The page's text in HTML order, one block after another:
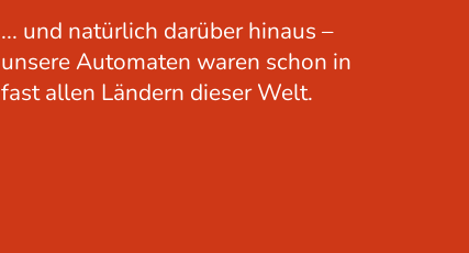
... und natürlich darüber hinaus –
unsere Automaten waren schon in
fast allen Ländern dieser Welt.